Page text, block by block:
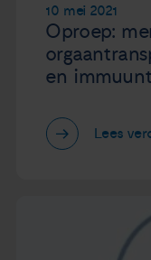
10 mei 2021
Oproep:
en
Lees